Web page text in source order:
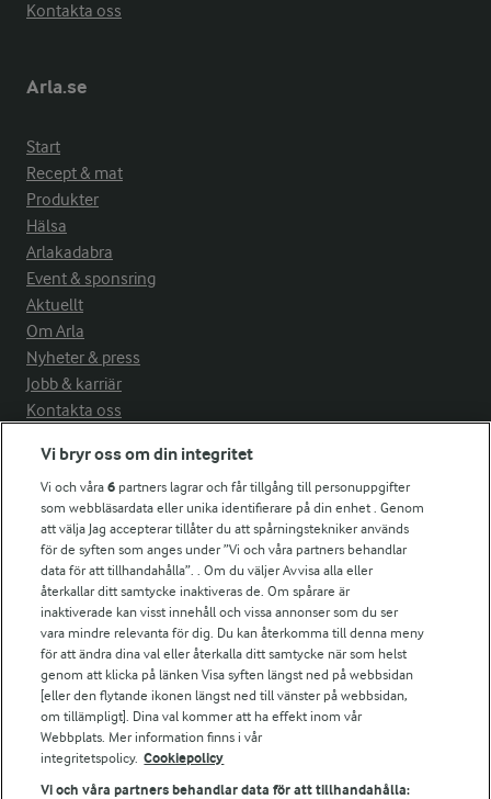
Kontakta oss
Arla.se
Start
Recept & mat
Produkter
Hälsa
Arlakadabra
Event & sponsring
Aktuellt
Om Arla
Nyheter & press
Jobb & karriär
Kontakta oss
Arla in other countries
Fler Arlasajter
För ägare
Arlas kundportal
Arla.com
Falbygdens Ost
Arla webbshop
Bildbank
Vi bryr oss om din integritet
Vi och våra6 partners lagrar och får tillgång till personuppgifter
som webbläsardata eller unika identifierare på din enhet . Genom
att välja Jag accepterar tillåter du att spårningstekniker används
för de syften som anges under ”Vi och våra partners behandlar
data för att tillhandahålla”. . Om du väljer Avvisa alla eller
återkallar ditt samtycke inaktiveras de. Om spårare är
inaktiverade kan visst innehåll och vissa annonser som du ser
vara mindre relevanta för dig. Du kan återkomma till denna meny
för att ändra dina val eller återkalla ditt samtycke när som helst
genom att klicka på länken Visa syften längst ned på webbsidan
[eller den flytande ikonen längst ned till vänster på webbsidan,
om tillämpligt]. Dina val kommer att ha effekt inom vår
Webbplats. Mer information finns i vår
integritetspolicy. Cookiepolicy
Vi och våra partners behandlar data för att tillhandahålla: